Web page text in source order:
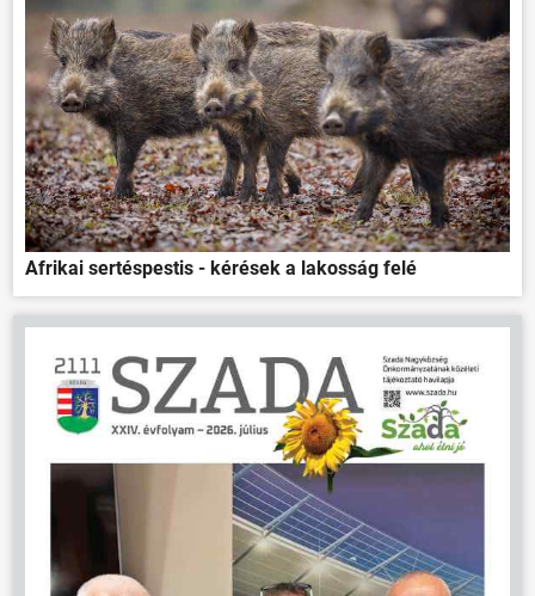
Afrikai sertéspestis - kérések a lakosság felé